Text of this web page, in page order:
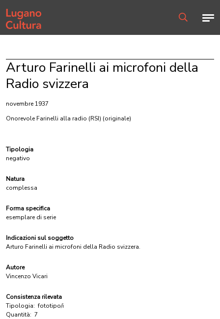
Home page
Arturo Farinelli ai microfoni della
Radio svizzera
novembre 1937
Onorevole Farinelli alla radio (RSI) (originale)
Tipologia
negativo
Natura
complessa
Forma specifica
esemplare di serie
Indicazioni sul soggetto
Arturo Farinelli ai microfoni della Radio svizzera.
Autore
Vincenzo Vicari
Consistenza rilevata
Tipologia: fototipo/i
Quantità: 7